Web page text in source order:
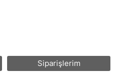
Siparişlerim